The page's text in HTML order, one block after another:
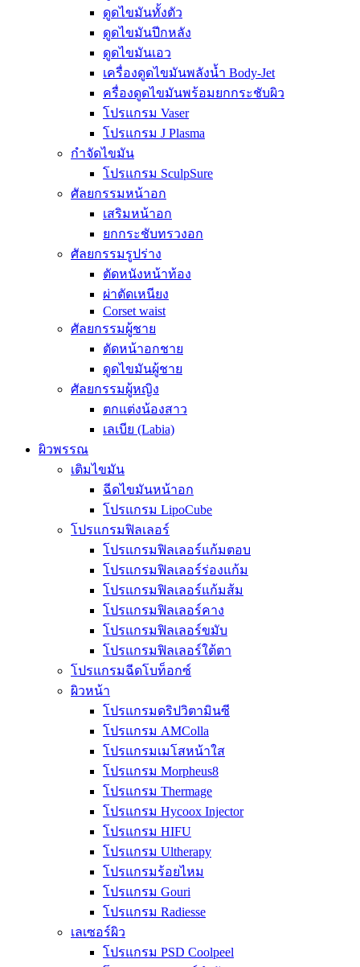
ดูดไขมันทั้งตัว
ดูดไขมันปีกหลัง
ดูดไขมันเอว
เครื่องดูดไขมันพลังน้ำ Body-Jet
ครื่องดูดไขมันพร้อมยกกระชับผิว
โปรแกรม Vaser
โปรแกรม J Plasma
กำจัดไขมัน
โปรแกรม SculpSure
ศัลยกรรมหน้าอก
เสริมหน้าอก
ยกกระชับทรวงอก
ศัลยกรรมรูปร่าง
ตัดหนังหน้าท้อง
ผ่าตัดเหนียง
Corset waist
ศัลยกรรมผู้ชาย
ตัดหน้าอกชาย
ดูดไขมันผู้ชาย
ศัลยกรรมผู้หญิง
ตกแต่งน้องสาว
เลเบีย (Labia)
ผิวพรรณ
เติมไขมัน
ฉีดไขมันหน้าอก
โปรแกรม LipoCube
โปรแกรมฟิลเลอร์
โปรแกรมฟิลเลอร์แก้มตอบ
โปรแกรมฟิลเลอร์ร่องแก้ม
โปรแกรมฟิลเลอร์แก้มส้ม
โปรแกรมฟิลเลอร์คาง
โปรแกรมฟิลเลอร์ขมับ
โปรแกรมฟิลเลอร์ใต้ตา
โปรแกรมฉีดโบท็อกซ์
ผิวหน้า
โปรแกรมดริปวิตามินซี
โปรแกรม AMColla
โปรแกรมเมโสหน้าใส
โปรแกรม Morpheus8
โปรแกรม Thermage
โปรแกรม Hycoox Injector
โปรแกรม HIFU
โปรแกรม Ultherapy
โปรแกรมร้อยไหม
โปรแกรม Gouri
โปรแกรม Radiesse
เลเซอร์ผิว
โปรแกรม PSD Coolpeel